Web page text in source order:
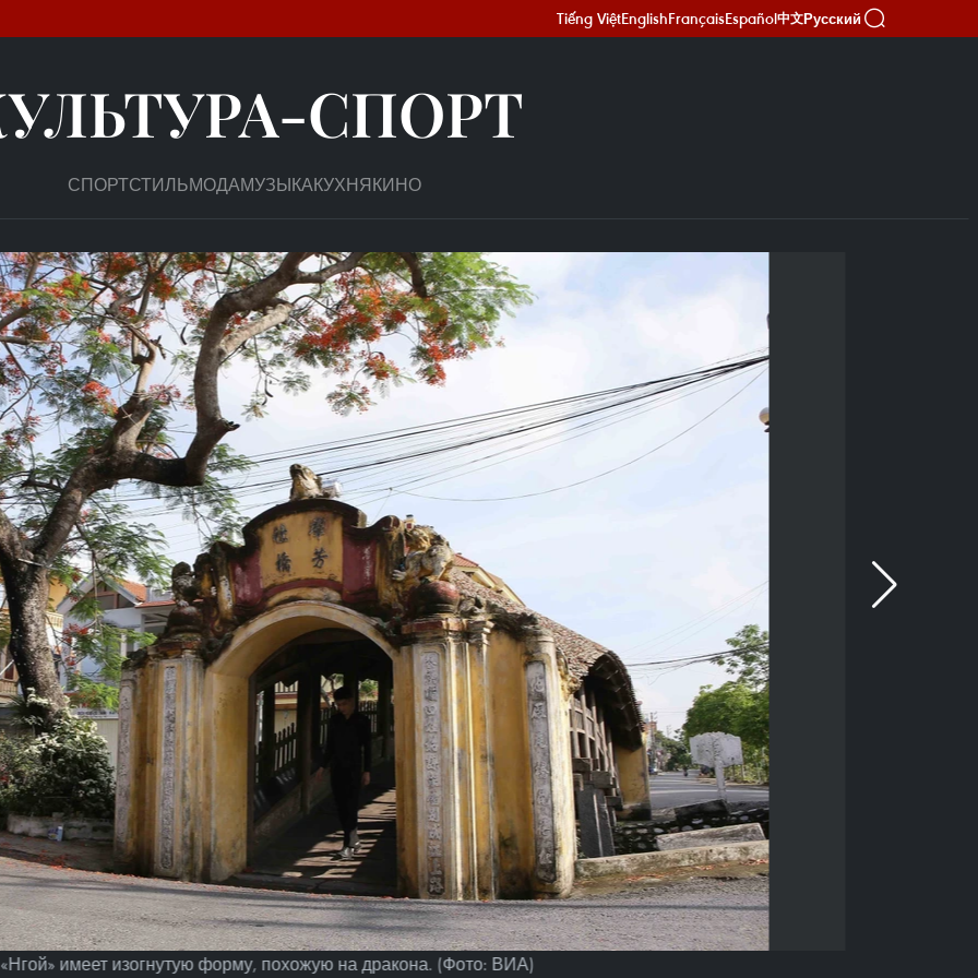
Tiếng ViệtEnglishFrançaisEspañol中文Русский
СПОРТ
СПОРТСТИЛЬМОДАМУЗЫКАКУХНЯКИНО
имеет изогнутую форму, похожую на дракона. (Фото: ВИА)